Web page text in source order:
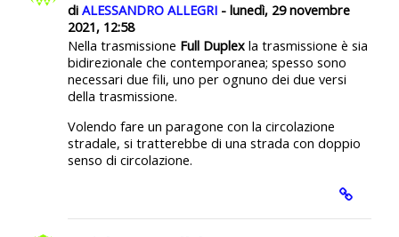
di ALESSANDRO ALLEGRI - lunedì, 29 novembre
2021, 12:58
Nella trasmissione Full Duplex la trasmissione è sia
bidirezionale che contemporanea; spesso sono
necessari due fili, uno per ognuno dei due versi
della trasmissione.
Volendo fare un paragone con la circolazione
stradale, si tratterebbe di una strada con doppio
senso di circolazione.